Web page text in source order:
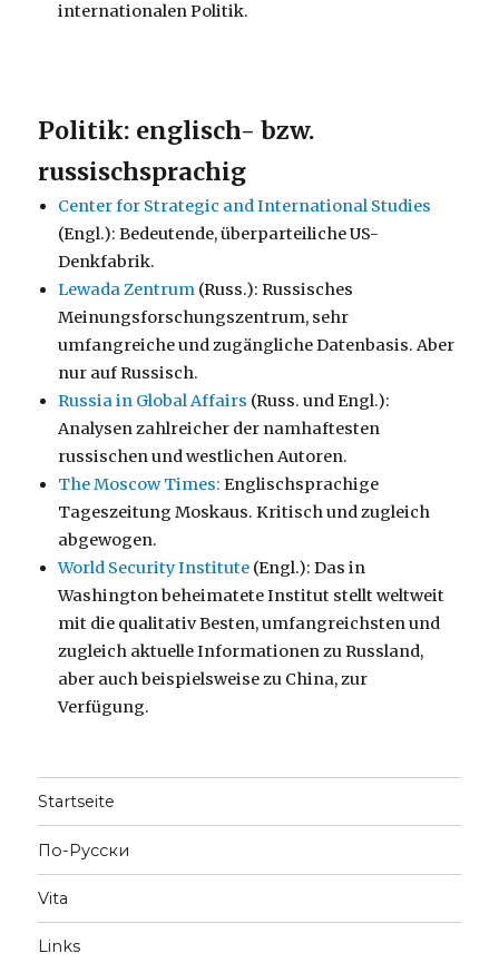
internationalen Politik.
Politik: englisch- bzw.
russischsprachig
Center for Strategic and International Studies
(Engl.): Bedeutende, überparteiliche US-
Denkfabrik.
Lewada Zentrum (Russ.): Russisches
Meinungsforschungszentrum, sehr
umfangreiche und zugängliche Datenbasis. Aber
nur auf Russisch.
Russia in Global Affairs (Russ. und Engl.):
Analysen zahlreicher der namhaftesten
russischen und westlichen Autoren.
The Moscow Times: Englischsprachige
Tageszeitung Moskaus. Kritisch und zugleich
abgewogen.
World Security Institute (Engl.): Das in
Washington beheimatete Institut stellt weltweit
mit die qualitativ Besten, umfangreichsten und
zugleich aktuelle Informationen zu Russland,
aber auch beispielsweise zu China, zur
Verfügung.
Startseite
По-Русски
Vita
Links